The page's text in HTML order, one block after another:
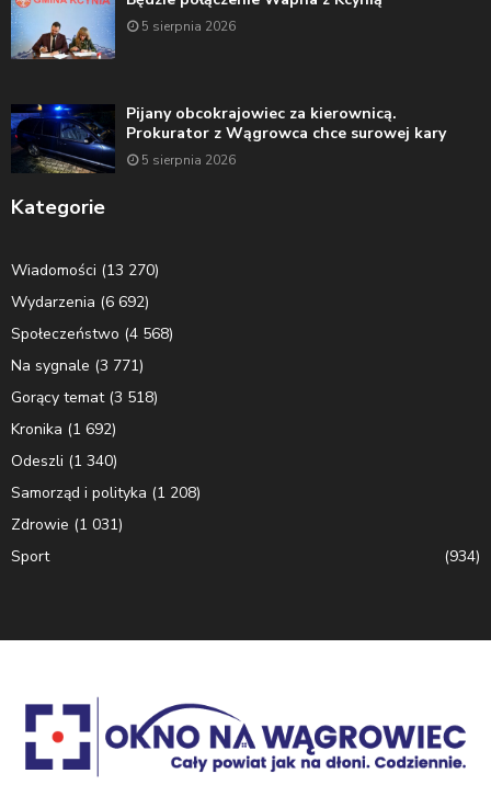
5 sierpnia 2026
Pijany obcokrajowiec za kierownicą.
Prokurator z Wągrowca chce surowej kary
5 sierpnia 2026
Kategorie
Wiadomości (13 270)
Wydarzenia (6 692)
Społeczeństwo (4 568)
Na sygnale (3 771)
Gorący temat(3 518)
Kronika (1 692)
Odeszli (1 340)
Samorząd i polityka (1 208)
Zdrowie (1 031)
Sport
(934)